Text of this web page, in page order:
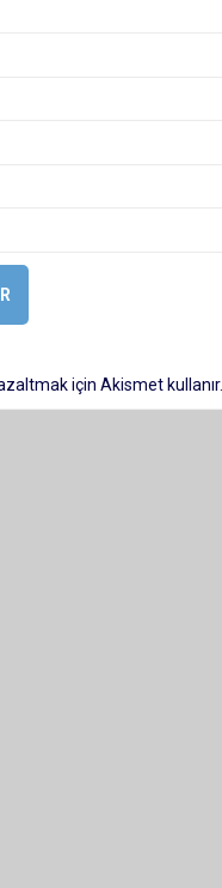
için Akismet kullanır.